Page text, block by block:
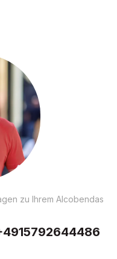
zu Ihrem Alcobendas